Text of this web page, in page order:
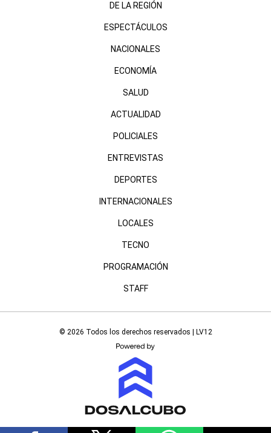
DE LA REGIÓN
ESPECTÁCULOS
NACIONALES
ECONOMÍA
SALUD
ACTUALIDAD
POLICIALES
ENTREVISTAS
DEPORTES
INTERNACIONALES
LOCALES
TECNO
PROGRAMACIÓN
STAFF
© 2026 Todos los derechos reservados | LV12